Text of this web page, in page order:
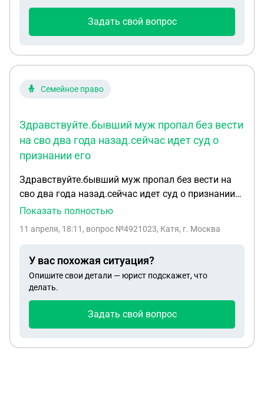
Задать свой вопрос
Семейное право
Здравствуйте.бывший муж пропал без вести
на сво два года назад.сейчас идет суд о
признании его
Здравствуйте.бывший муж пропал без вести на
сво два года назад.сейчас идет суд о признании
его погибшим .оформлять буду пенсию по потере
что он был пропавшим пенсию или будут платить
Показать полностью
11 апреля, 18:11 , вопрос №4921023, Катя, г. Москва
У вас похожая ситуация?
Опишите свои детали — юрист подскажет, что
делать.
Задать свой вопрос